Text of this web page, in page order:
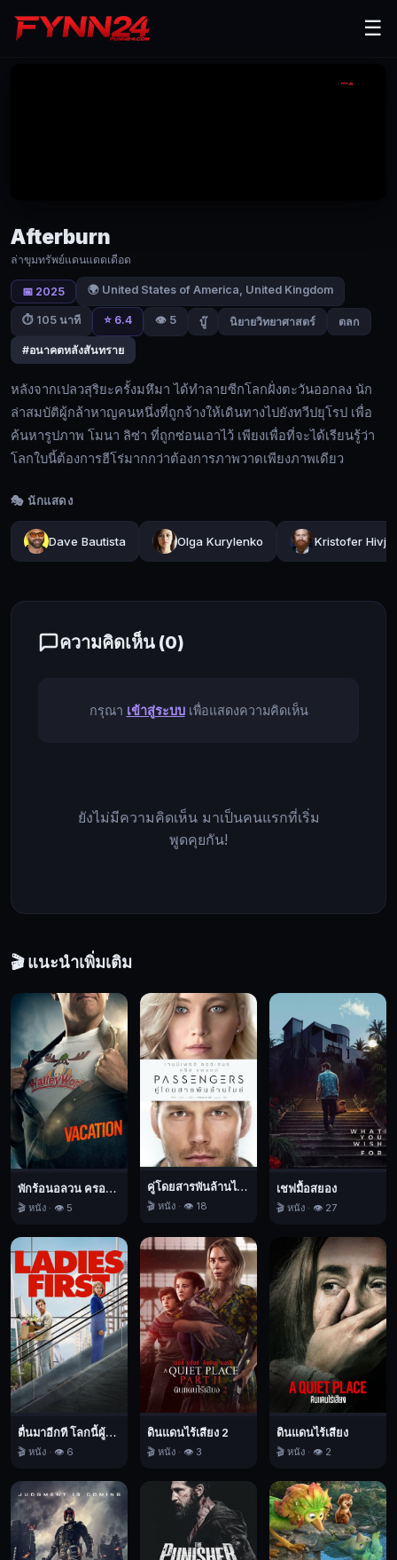
☰
🔍
🔓
Afterburn
(2025)
Fynn24
หลัง
จาก
เปลว
สุริยะ
มหึมา
ได้
ทำลาย
ซีก
ฝั่ง
ตะวัน
ออก
ไป
ทวีป
ยุโรป
เพื่อ
ค้นหา
รูปภาพ
โมนา
ซ่า
ถูก
ซ่อน
เอา
เพียง
เพื่อ
จะ
ได้
เรียน
ว่า
โลก
ต้องการ
ฮีโร่
มากกว่า
ต้องการ
Afterburn
ล่าขุมทรัพย์แดนแดดเดือด
📅 2025 🌍 United States of America, United Kingdom
⏱ 105 นาที ⭐ 6.4 👁️ 5 บู๊ นิยายวิทยาศาสตร์ ตลก
#อนาคตหลังสันทราย
หลังจากเปลวสุริยะครั้งมหึมา ได้ทำลายซีกโลกฝั่งตะวันออกลง นัก
ล่าสมบัติผู้กล้าหาญคนหนึ่งที่ถูกจ้างให้เดินทางไปยังทวีปยุโรป เพื่อ
ค้นหารูปภาพ โมนา ลิซ่า ที่ถูกซ่อนเอาไว้ เพียงเพื่อที่จะได้เรียนรู้ว่า
โลกใบนี้ต้องการฮีโร่มากกว่าต้องการภาพวาดเพียงภาพเดียว
🎭 นักแสดง
Dave Bautista Olga Kurylenko Kristofer Hivju
ความคิดเห็น (0)
กรุณา เข้าสู่ระบบเพื่อแสดงความคิดเห็น
ยังไม่มีความคิดเห็น มาเป็นคนแรกที่เริ่ม
พูดคุยกัน!
🎬 แนะนำเพิ่มเติม
พักร้อนอลวน ครอบครัวอลเวง
🎬 หนัง · 👁️ 5
คู่โดยสารพันล้านไมล์
🎬 หนัง · 👁️ 18
เชฟมื้อสยอง
🎬 หนัง · 👁️ 27
ตื่นมาอีกที โลกนี้ผู้หญิงใหญ่
🎬 หนัง · 👁️ 6
ดินแดนไร้เสียง 2
🎬 หนัง · 👁️ 3
ดินแดนไร้เสียง
🎬 หนัง · 👁️ 2